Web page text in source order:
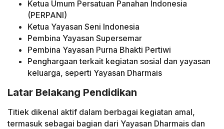
Ketua Umum Persatuan Panahan Indonesia
(PERPANI)
Ketua Yayasan Seni Indonesia
Pembina Yayasan Supersemar
Pembina Yayasan Purna Bhakti Pertiwi
Penghargaan terkait kegiatan sosial dan yayasan
keluarga, seperti Yayasan Dharmais
Latar Belakang Pendidikan
Titiek dikenal aktif dalam berbagai kegiatan amal,
termasuk sebagai bagian dari Yayasan Dharmais dan